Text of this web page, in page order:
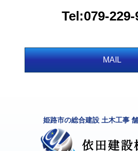
Tel:079-229-
MAIL
姫路市の総合建設 土木工事